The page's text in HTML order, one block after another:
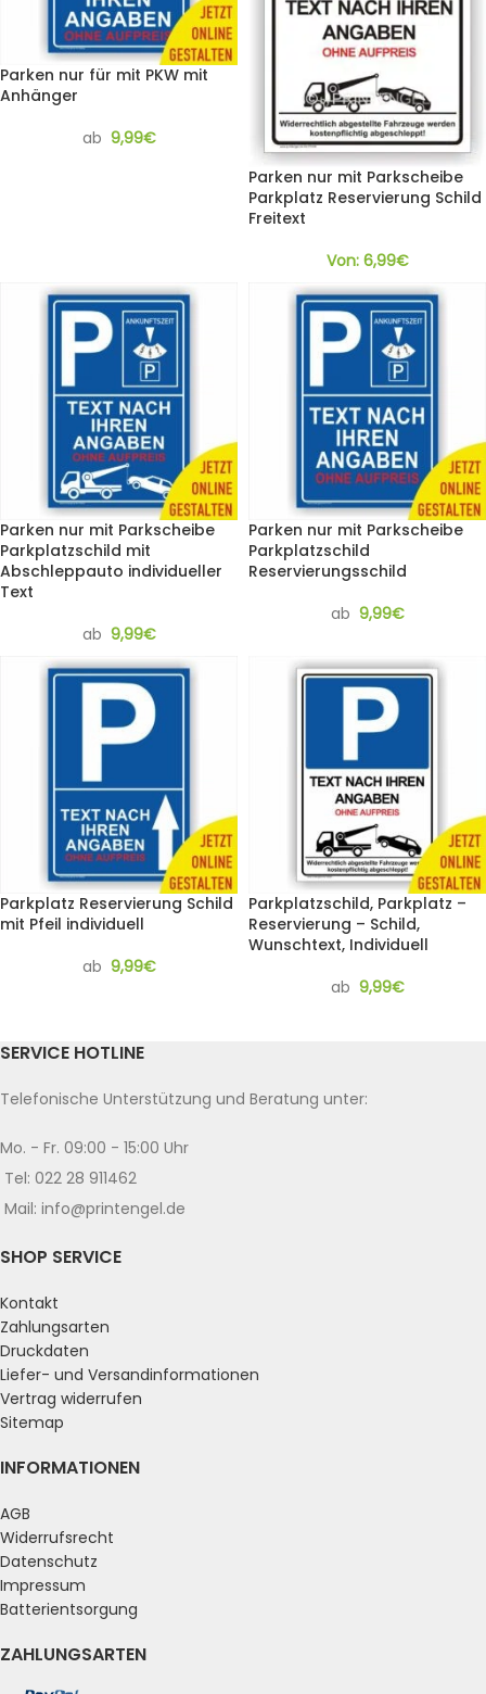
Parken nur für mit PKW mit
Anhänger
ab 9,99€
Parken nur mit Parkscheibe
Parkplatz Reservierung Schild
Freitext
Von: 6,99€
Parken nur mit Parkscheibe
Parkplatzschild mit
Abschleppauto individueller
Text
ab 9,99€
Parken nur mit Parkscheibe
Parkplatzschild
Reservierungsschild
ab 9,99€
Parkplatz Reservierung Schild
mit Pfeil individuell
ab 9,99€
Parkplatzschild, Parkplatz –
Reservierung – Schild,
Wunschtext, Individuell
ab 9,99€
SERVICE HOTLINE
Telefonische Unterstützung und Beratung unter:
Mo. - Fr. 09:00 - 15:00 Uhr
Tel: 022 28 911462
Mail: info@printengel.de
SHOP SERVICE
Kontakt
Zahlungsarten
Druckdaten
Liefer- und Versandinformationen
Vertrag widerrufen
Sitemap
INFORMATIONEN
AGB
Widerrufsrecht
Datenschutz
Impressum
Batterientsorgung
ZAHLUNGSARTEN